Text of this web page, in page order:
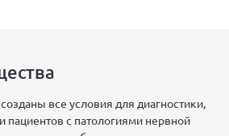
все условия для диагностики,
пациентов с патологиями нервной